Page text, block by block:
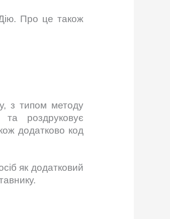
Про це також
з типом методу
та роздруковує
додатково код
як додатковий